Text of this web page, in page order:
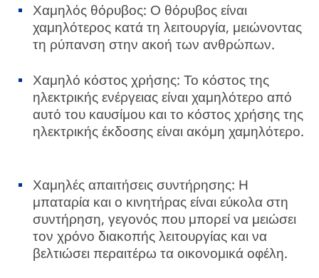
Χαμηλός θόρυβος: Ο θόρυβος είναι
χαμηλότερος κατά τη λειτουργία, μειώνοντας
τη ρύπανση στην ακοή των ανθρώπων.
Χαμηλό κόστος χρήσης: Το κόστος της
ηλεκτρικής ενέργειας είναι χαμηλότερο από
αυτό του καυσίμου και το κόστος χρήσης της
ηλεκτρικής έκδοσης είναι ακόμη χαμηλότερο.
Χαμηλές απαιτήσεις συντήρησης: Η
μπαταρία και ο κινητήρας είναι εύκολα στη
συντήρηση, γεγονός που μπορεί να μειώσει
τον χρόνο διακοπής λειτουργίας και να
βελτιώσει περαιτέρω τα οικονομικά οφέλη.